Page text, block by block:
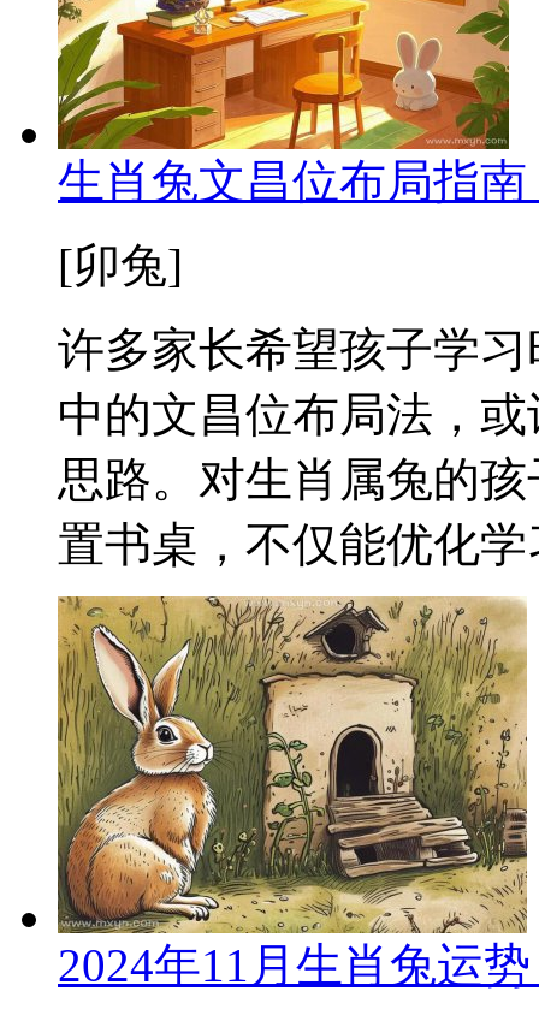
生肖兔文昌位布局指
[卯兔]
许多家长希望孩子学
中的文昌位布局法，
思路。对生肖属兔的
置书桌，不仅能优化
2024年11月生肖兔运